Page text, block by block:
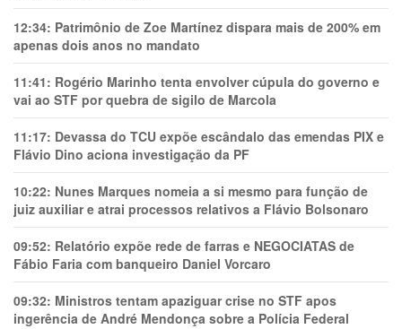
12:34: Patrimônio de Zoe Martínez dispara mais de 200% em
apenas dois anos no mandato
11:41: Rogério Marinho tenta envolver cúpula do governo e
vai ao STF por quebra de sigilo de Marcola
11:17: Devassa do TCU expõe escândalo das emendas PIX e
Flávio Dino aciona investigação da PF
10:22: Nunes Marques nomeia a si mesmo para função de
juiz auxiliar e atrai processos relativos a Flávio Bolsonaro
09:52: Relatório expõe rede de farras e NEGOCIATAS de
Fábio Faria com banqueiro Daniel Vorcaro
09:32: Ministros tentam apaziguar crise no STF apos
ingerência de André Mendonça sobre a Polícia Federal